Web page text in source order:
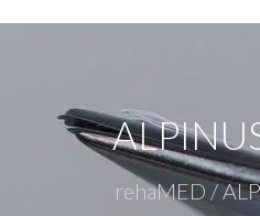
rehaMED /